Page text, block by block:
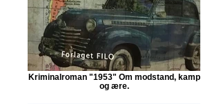
Kriminalroman "1953" Om modstand, kamp
og ære.